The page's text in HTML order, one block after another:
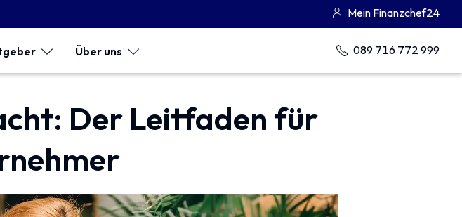
Mein Finanzchef24
Über uns 089 716 772 999
Der Leitfaden für